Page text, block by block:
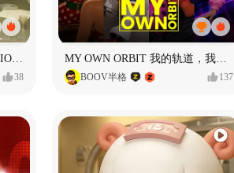
38 BOOV半格 137